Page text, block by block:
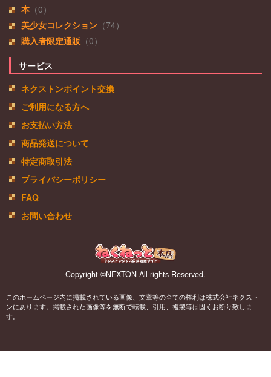
本 （0）
美少女コレクション （74）
購入者限定通販 （0）
サービス
ネクストンポイント交換
ご利用になる方へ
お支払い方法
商品発送について
特定商取引法
プライバシーポリシー
FAQ
お問い合わせ
Copyright ©NEXTON All rights Reserved.
このホームページ内に掲載されている画像、文章等の全ての権利は株式会社ネクスト
ンにあります。掲載された画像等を無断で転載、引用、複製等は固くお断り致しま
す。